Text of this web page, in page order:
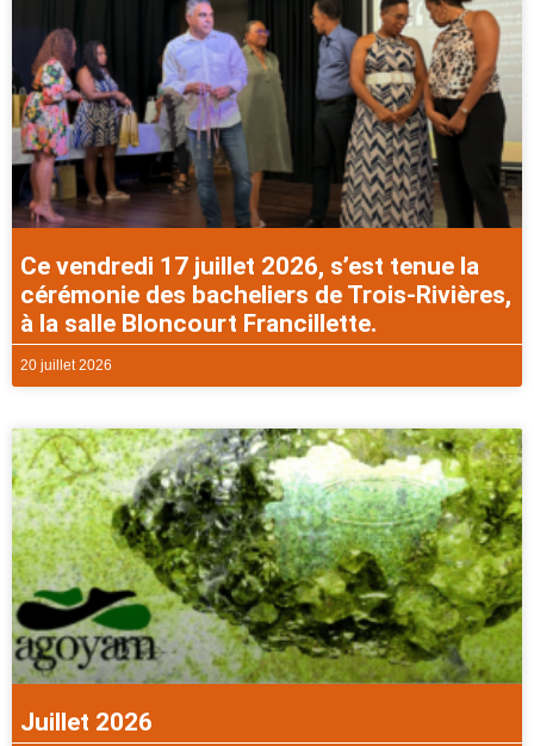
Ce vendredi 17 juillet 2026, s’est tenue la
cérémonie des bacheliers de Trois-Rivières,
à la salle Bloncourt Francillette.
20 juillet 2026
Juillet 2026